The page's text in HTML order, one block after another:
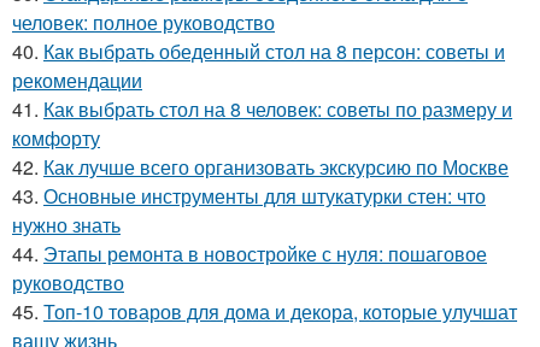
человек: полное руководство
40. Как выбрать обеденный стол на 8 персон: советы и
рекомендации
41. Как выбрать стол на 8 человек: советы по размеру и
комфорту
42. Как лучше всего организовать экскурсию по Москве
43. Основные инструменты для штукатурки стен: что
нужно знать
44. Этапы ремонта в новостройке с нуля: пошаговое
руководство
45. Топ-10 товаров для дома и декора, которые улучшат
вашу жизнь